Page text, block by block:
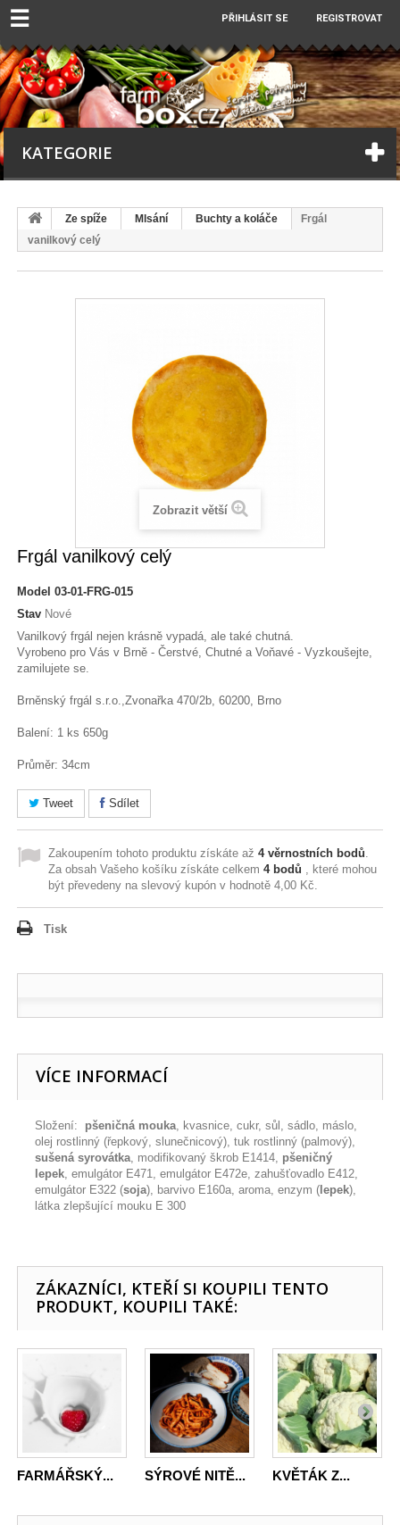
☰ PŘIHLÁSIT SE REGISTROVAT
KATEGORIE
Ze spíže Mlsání Buchty a koláče
Frgál
vanilkový celý
Zobrazit větší
Frgál vanilkový celý
Model 03-01-FRG-015
Stav Nové
Vanilkový frgál nejen krásně vypadá, ale také chutná.
Vyrobeno pro Vás v Brně - Čerstvé, Chutné a Voňavé - Vyzkoušejte,
zamilujete se.
Brněnský frgál s.r.o.,Zvonařka 470/2b, 60200, Brno
Balení: 1 ks 650g
Průměr: 34cm
Tweet Sdílet
Zakoupením tohoto produktu získáte až4věrnostních bodů
Za obsah Vašeho košíku získáte celkem4bodů , které mohou
být převedeny na slevový kupón v hodnotě4,00 Kč
Tisk
VÍCE INFORMACÍ
Složení: pšeničná mouka , kvasnice, cukr, sůl, sádlo, máslo,
olej rostlinný (řepkový, slunečnicový), tuk rostlinný (palmový),
sušená syrovátka , modifikovaný škrob E1414, pšeničný
lepek , emulgátor E471, emulgátor E472e, zahušťovadlo E412,
emulgátor E322 (soja), barvivo E160a, aroma, enzym (lepek),
látka zlepšující mouku E 300
ZÁKAZNÍCI, KTEŘÍ SI KOUPILI TENTO
PRODUKT, KOUPILI TAKÉ:
FARMÁŘSKÝ... SÝROVÉ NITĚ... KVĚTÁK Z...